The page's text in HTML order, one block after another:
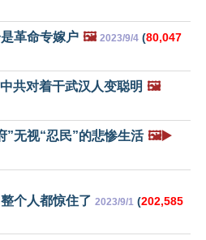
革命专嫁户 🖼️ 2023/9/4 (80,047
共对着干武汉人变聪明 🖼️
”无视“忍民”的悲惨生活 🖼️▶️
个人都惊住了 2023/9/1 (202,585